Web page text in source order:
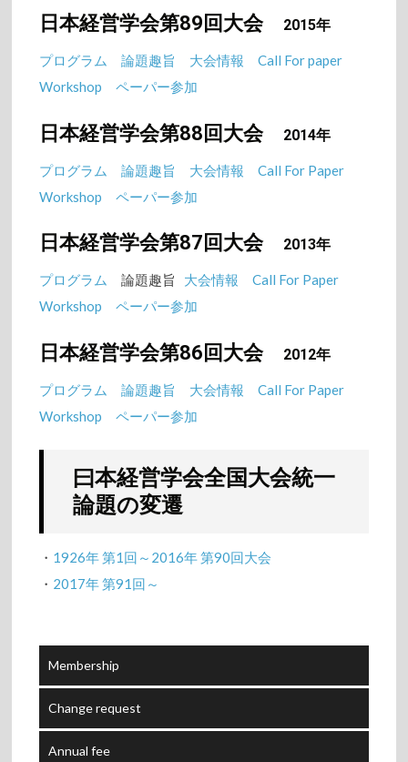
日本経営学会第89回大会 2015年
プログラム 論題趣旨 大会情報
Call For paper
Workshop
ペーパー参加
日本経営学会第88回大会 2014年
プログラム 論題趣旨 大会情報
Call For Paper
Workshop
ペーパー参加
日本経営学会第87回大会 2013年
プログラム 論題趣旨 大会情報
Call For Paper
Workshop
ペーパー参加
日本経営学会第86回大会 2012年
プログラム 論題趣旨 大会情報
Call For Paper
Workshop
ペーパー参加
曰本経営学会全国大会統一
論題の変遷
・ 1926年 第1回～2016年 第90回大会
・ 2017年 第91回～
Membership
Change request
Annual fee